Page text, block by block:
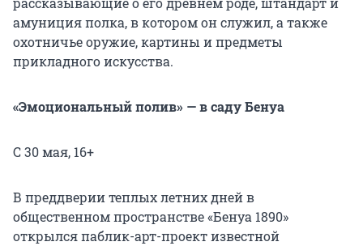
амуниция полка, в котором он служил, а также
охотничье оружие, картины и предметы
прикладного искусства.
«Эмоциональный полив» — в саду Бенуа
С 30 мая, 16+
В преддверии теплых летних дней в
общественном пространстве «Бенуа 1890»
открылся паблик-арт-проект известной